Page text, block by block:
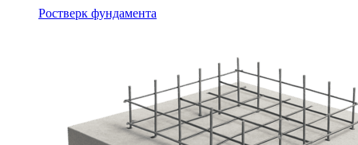
Ростверк фундамента